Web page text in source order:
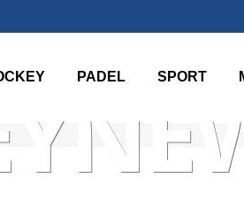
PADEL SPORT